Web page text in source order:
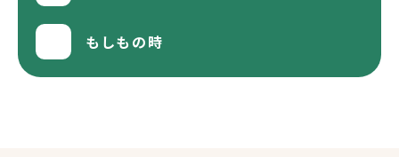
もしもの時